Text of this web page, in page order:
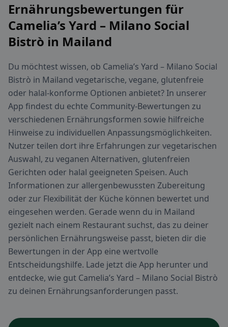
Ernährungsbewertungen für
Camelia’s Yard – Milano Social
Bistrò in Mailand
Du möchtest wissen, ob Camelia’s Yard – Milano Social
Bistrò in Mailand vegetarische, vegane, glutenfreie
oder halal-konforme Optionen anbietet? In unserer
App findest du echte Community-Bewertungen zu
verschiedenen Ernährungsformen sowie hilfreiche
Hinweise zu individuellen Anpassungsmöglichkeiten.
Nutzer teilen dort ihre Erfahrungen zur vegetarischen
Auswahl, zu veganen Alternativen, glutenfreien
Gerichten oder halal geeigneten Speisen. Auch
Informationen zur allergenbewussten Zubereitung
oder zur Flexibilität der Küche können bewertet und
eingesehen werden. Gerade wenn du in Mailand
gezielt nach einem Restaurant suchst, das zu deiner
persönlichen Ernährungsweise passt, bieten dir die
Bewertungen in der App eine wertvolle
Entscheidungshilfe. Lade jetzt die App herunter und
entdecke, wie gut Camelia’s Yard – Milano Social Bistrò
zu deinen Ernährungsanforderungen passt.